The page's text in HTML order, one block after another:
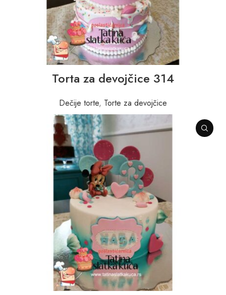
Torta za devojčice 314
Dečije torte, Torte za devojčice